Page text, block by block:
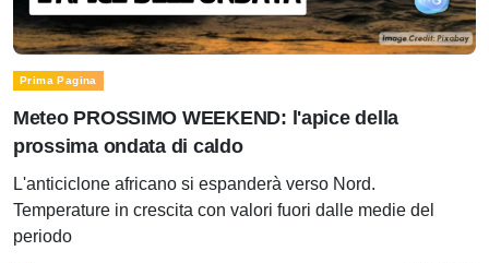
Prima Pagina
Meteo PROSSIMO WEEKEND: l'apice della
prossima ondata di caldo
L'anticiclone africano si espanderà verso Nord.
Temperature in crescita con valori fuori dalle medie del
periodo